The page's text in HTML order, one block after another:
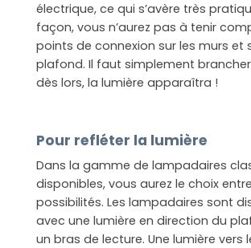
électrique, ce qui s’avère très
façon, vous n’aurez pas à tenir
points de connexion sur les murs et
plafond. Il faut simplement
dès lors, la lumière apparaîtra !
Pour refléter la lumière
Dans la gamme de lampadaires
disponibles, vous aurez le choix
possibilités. Les lampadaires sont
avec une lumière en direction du
un bras de lecture. Une lumière vers